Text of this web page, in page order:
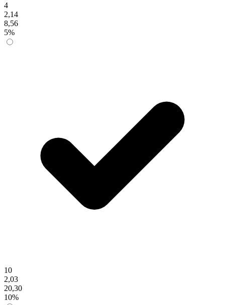
4
2,14
8,56
5%
10
2,03
20,30
10%